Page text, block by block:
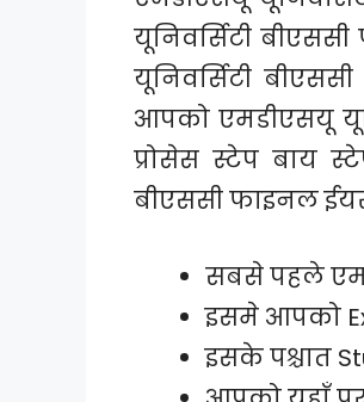
यूनिवर्सिटी
यूनिवर्सिटी
आपको एमडीएसयू
प्रोसेस स्टेप बाय
बीएससी फाइनल
सबसे पहले
इसमे आपको
इसके पश्चात